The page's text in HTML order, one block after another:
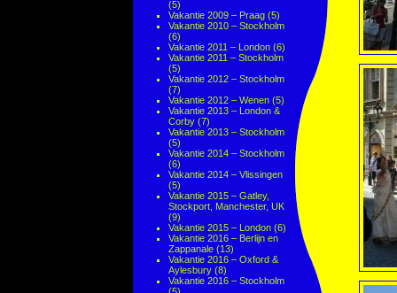
(5)
Vakantie 2009 – Praag (5)
Vakantie 2010 – Stockholm
(6)
Vakantie 2011 – London (6)
Vakantie 2011 – Stockholm
(5)
Vakantie 2012 – Stockholm
(7)
Vakantie 2012 – Wenen (5)
Vakantie 2013 – London &
Corby (7)
Vakantie 2013 – Stockholm
(5)
Vakantie 2014 – Stockholm
(6)
Vakantie 2014 – Vlissingen
(5)
Vakantie 2015 – Gatley,
Stockport, Manchester, UK
(9)
Vakantie 2015 – London (6)
Vakantie 2016 – Berlijn en
Zappanale (13)
Vakantie 2016 – Oxford &
Aylesbury (8)
Vakantie 2016 – Stockholm